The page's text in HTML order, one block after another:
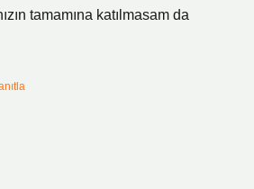
tamamına katılmasam da